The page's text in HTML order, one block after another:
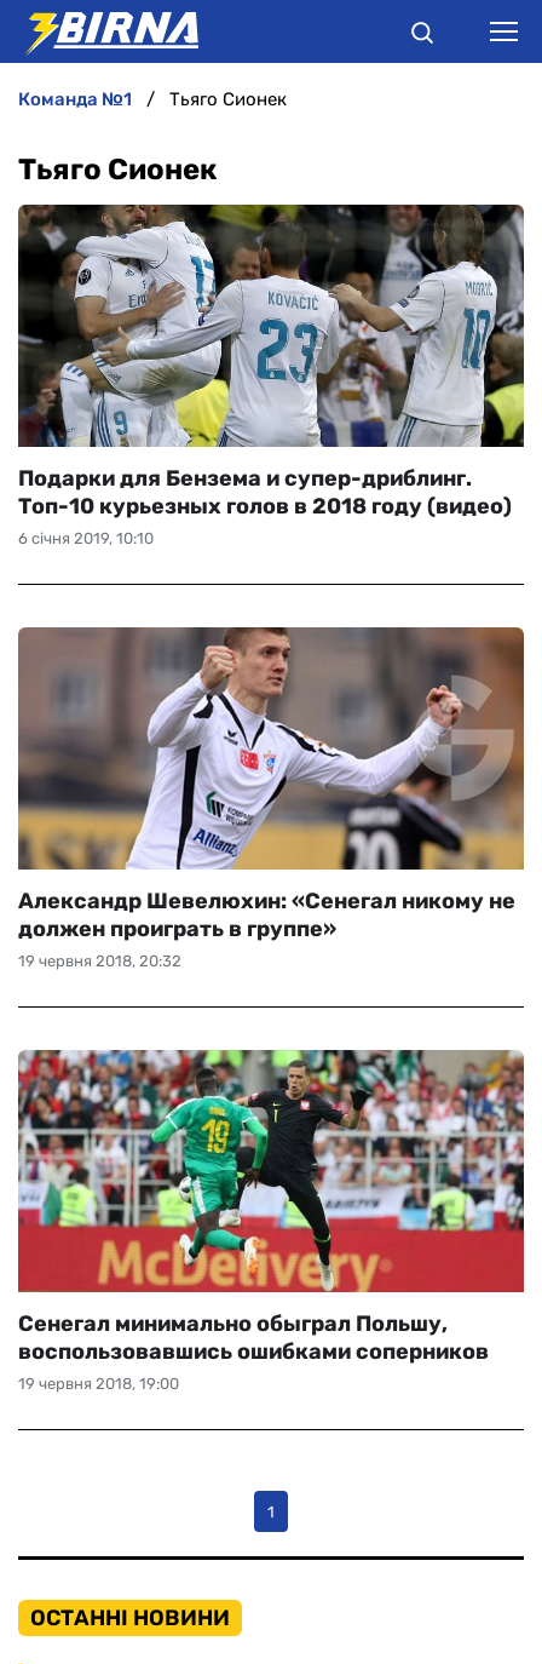
ІНТЕРВ'Ю
РІЗНЕ
БУКМЕКЕРИ
команда №1 Тьяго Сионек
Тьяго Сионек
6 січня 2019, 10:10
Подарки для Бензема и супер-дриблинг.
Топ-10 курьезных голов в 2018 году (видео)
19 червня 2018, 20:32
Александр Шевелюхин: «Сенегал никому не
должен проиграть в группе»
19 червня 2018, 19:00
Сенегал минимально обыграл Польшу,
воспользовавшись ошибками соперников
1
ОСТАННІ НОВИНИ